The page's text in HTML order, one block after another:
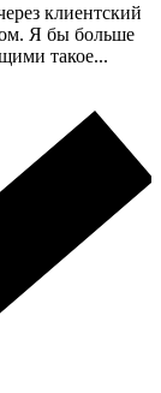
клиентский
Я бы больше
такое...